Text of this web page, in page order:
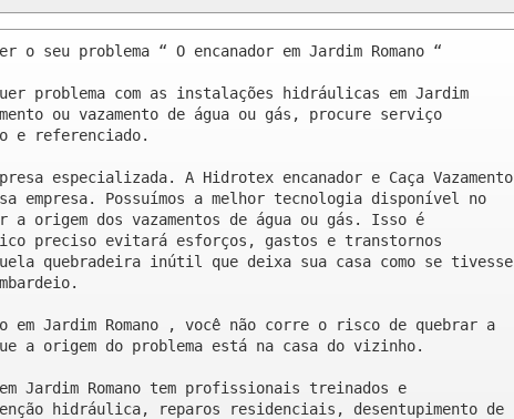
o seu problema “ O encanador em Jardim Romano “
problema com as instalações hidráulicas em Jardim
ou vazamento de água ou gás, procure serviço
e referenciado.
especializada. A Hidrotex encanador e Caça Vazamento
empresa. Possuímos a melhor tecnologia disponível no
origem dos vazamentos de água ou gás. Isso é
preciso evitará esforços, gastos e transtornos
quebradeira inútil que deixa sua casa como se tivesse
em Jardim Romano , você não corre o risco de quebrar a
a origem do problema está na casa do vizinho.
Jardim Romano tem profissionais treinados e
hidráulica, reparos residenciais, desentupimento de